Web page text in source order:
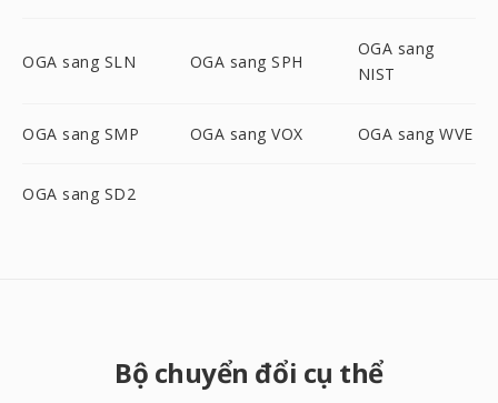
OGA sang SLN OGA sang SPH
OGA sang
NIST
OGA sang SMP OGA sang VOX OGA sang WVE
OGA sang SD2
Bộ chuyển đổi cụ thể